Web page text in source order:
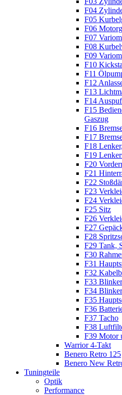
F04
F05
F06
F07
F08
F09
F10
F11
F12
F13
F14
F15
Gaszug
F16
F17
F18
F19
F20
F21
F22
F23
F24
F25 Sitz
F26
F27
F28
F29 Tank,
F30
F31
F32
F33
F34
F35
F36
F37 Tacho
F38
F39 Motor
Warrior 4-Takt
Benero Retro 125
Benero New
Tuningteile
Optik
Performance